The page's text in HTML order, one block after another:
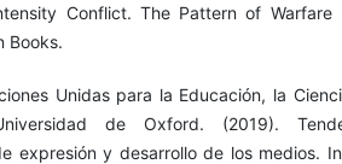
Conflict. The Pattern of Warfare
Books.
Unidas para la Educación, la
de Oxford. (2019).
expresión y desarrollo de los medios.